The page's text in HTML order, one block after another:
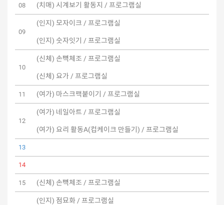
08 (치매) 시계보기 활동지 / 프로그램실
09
(인지) 모자이크 / 프로그램실
(인지) 숫자잇기 / 프로그램실
10
(신체) 손뼉체조 / 프로그램실
(신체) 요가 / 프로그램실
11 (여가) 마스크팩붙이기 / 프로그램실
12
(여가) 네일아트 / 프로그램실
(여가) 요리 활동A(컵케이크 만들기) / 프로그램실
13
14
15 (신체) 손뼉체조 / 프로그램실
(인지) 점묘화 / 프로그램실